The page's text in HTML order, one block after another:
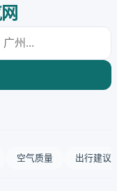
空气质量 出行建议